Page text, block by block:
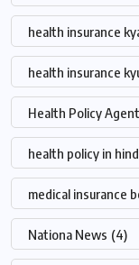
health insurance
health insurance
Health Policy
health policy in
medical insurance
Nationa News (4)